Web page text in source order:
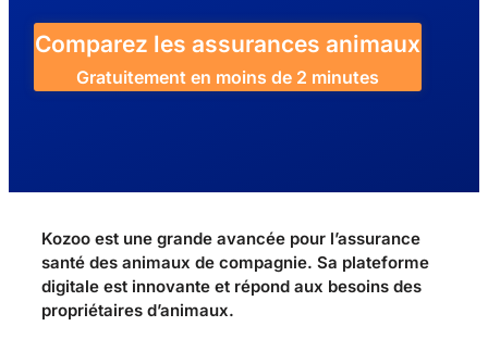
Comparez les assurances animaux
Gratuitement en moins de 2 minutes
Kozoo est une grande avancée pour l’assurance
santé des animaux de compagnie. Sa plateforme
digitale est innovante et répond aux besoins des
propriétaires d’animaux.